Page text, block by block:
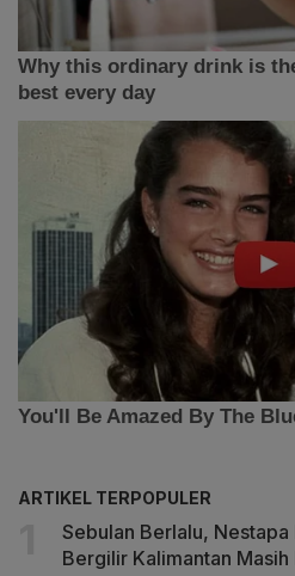
ARTIKEL TERPOPULER
Sebulan Berlalu,
Bergilir Kalimantan